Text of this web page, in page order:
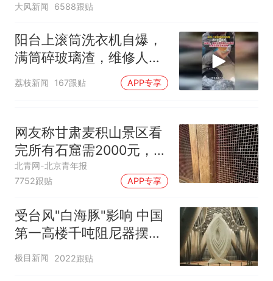
大风新闻 6588跟贴
阳台上滚筒洗衣机自爆，
满筒碎玻璃渣，维修人员
称是人为原因，从未见过
荔枝新闻 167跟贴 APP专享
网友称甘肃麦积山景区看
完所有石窟需2000元，景
区：部分石窟受特别保
护，游客可按需买
北青网-北京青年报
7752跟贴
APP专享
受台风"白海豚"影响 中国
第一高楼千吨阻尼器摆动
明显
极目新闻 2022跟贴